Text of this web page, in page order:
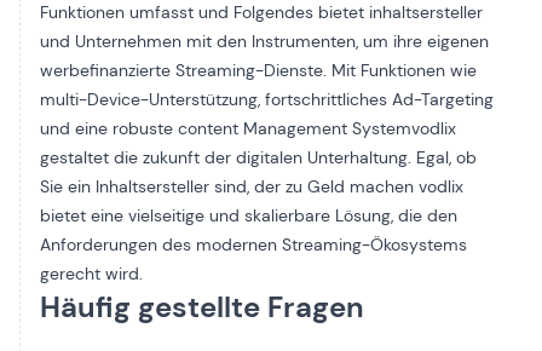
Funktionen umfasst und Folgendes bietet inhaltsersteller
und Unternehmen mit den Instrumenten, um ihre eigenen
werbefinanzierte Streaming-Dienste. Mit Funktionen wie
multi-Device-Unterstützung, fortschrittliches Ad-Targeting
und eine robuste content Management Systemvodlix
gestaltet die zukunft der digitalen Unterhaltung. Egal, ob
Sie ein Inhaltsersteller sind, der zu Geld machen vodlix
bietet eine vielseitige und skalierbare Lösung, die den
Anforderungen des modernen Streaming-Ökosystems
gerecht wird.
Häufig gestellte Fragen